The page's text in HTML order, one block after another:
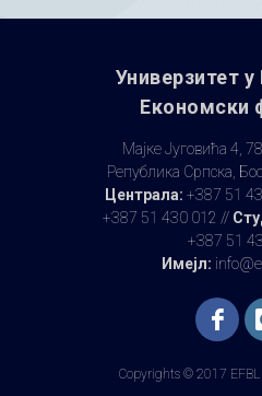
Универзитет
Економски
Мајке Југовића 4,
Република Српска,
Централа: +387 51
+387 51 430 012 //
+387 51
Имејл:
Copyrights © 2017